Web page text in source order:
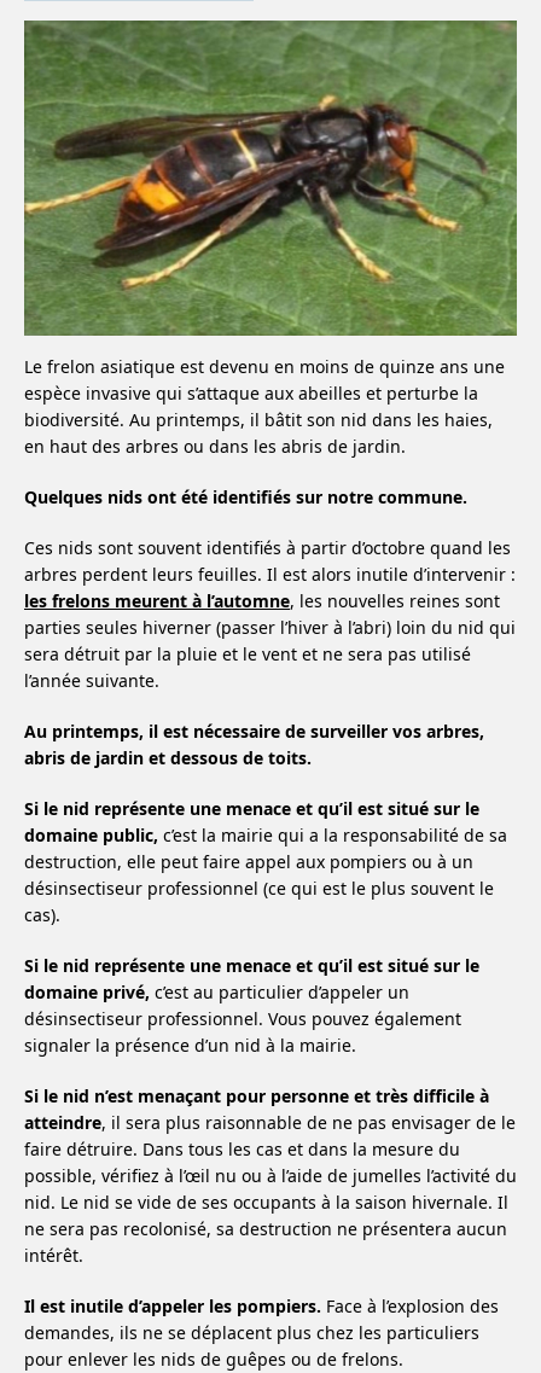
Le frelon asiatique est devenu en moins de quinze ans une
espèce invasive qui s’attaque aux abeilles et perturbe la
biodiversité. Au printemps, il bâtit son nid dans les haies,
en haut des arbres ou dans les abris de jardin.
Quelques nids ont été identifiés sur notre commune.
Ces nids sont souvent identifiés à partir d’octobre quand les
arbres perdent leurs feuilles. Il est alors inutile d’intervenir :
les frelons meurent à l’automne, les nouvelles reines sont
parties seules hiverner (passer l’hiver à l’abri) loin du nid qui
sera détruit par la pluie et le vent et ne sera pas utilisé
l’année suivante.
Au printemps, il est nécessaire de surveiller vos arbres,
abris de jardin et dessous de toits.
Si le nid représente une menace et qu’il est situé sur le
domaine public, c’est la mairie qui a la responsabilité de sa
destruction, elle peut faire appel aux pompiers ou à un
désinsectiseur professionnel (ce qui est le plus souvent le
cas).
Si le nid représente une menace et qu’il est situé sur le
domaine privé, c’est au particulier d’appeler un
désinsectiseur professionnel. Vous pouvez également
signaler la présence d’un nid à la mairie.
Si le nid n’est menaçant pour personne et très difficile à
atteindre, il sera plus raisonnable de ne pas envisager de le
faire détruire. Dans tous les cas et dans la mesure du
possible, vérifiez à l’œil nu ou à l’aide de jumelles l’activité du
nid. Le nid se vide de ses occupants à la saison hivernale. Il
ne sera pas recolonisé, sa destruction ne présentera aucun
intérêt.
Il est inutile d’appeler les pompiers. Face à l’explosion des
demandes, ils ne se déplacent plus chez les particuliers
pour enlever les nids de guêpes ou de frelons.